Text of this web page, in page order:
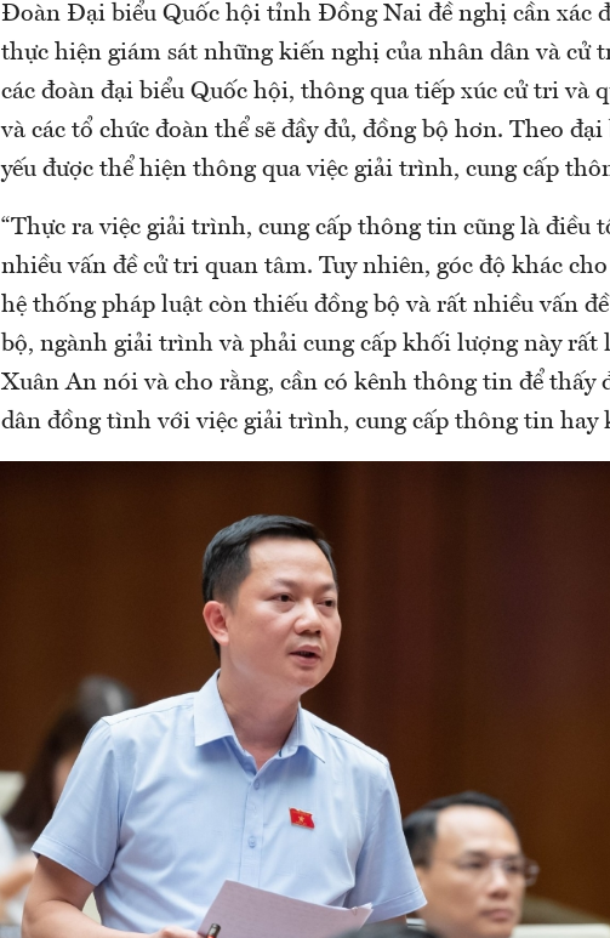
Đoàn Đại biểu Quốc hội tỉnh Đồng Nai đề nghị cần xác
thực hiện giám sát những kiến nghị của nhân dân và cử
các đoàn đại biểu Quốc hội, thông qua tiếp xúc cử tri và
và các tổ chức đoàn thể sẽ đầy đủ, đồng bộ hơn. Theo
yếu được thể hiện thông qua việc giải trình, cung cấp
“Thực ra việc giải trình, cung cấp thông tin cũng là điều
nhiều vấn đề cử tri quan tâm. Tuy nhiên, góc độ khác
hệ thống pháp luật còn thiếu đồng bộ và rất nhiều vấn
bộ, ngành giải trình và phải cung cấp khối lượng này rất
Xuân An nói và cho rằng, cần có kênh thông tin để thấy
dân đồng tình với việc giải trình, cung cấp thông tin hay